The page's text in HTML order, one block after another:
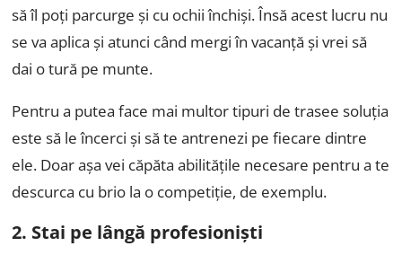
să îl poți parcurge și cu ochii închiși. Însă acest lucru nu
se va aplica și atunci când mergi în vacanță și vrei să
dai o tură pe munte.
Pentru a putea face mai multor tipuri de trasee soluția
este să le încerci și să te antrenezi pe fiecare dintre
ele. Doar așa vei căpăta abilitățile necesare pentru a te
descurca cu brio la o competiție, de exemplu.
2. Stai pe lângă profesioniști